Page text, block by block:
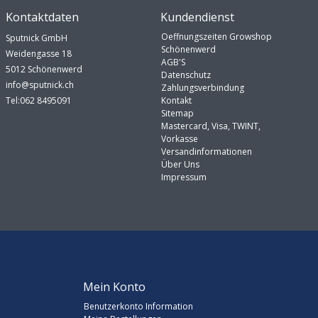
Kontaktdaten
Sputnick GmbH
Weidengasse 18
5012 Schönenwerd
info@sputnick.ch
Tel:062 8495091
Kundendienst
Oeffnungszeiten Growshop
Schönenwerd
AGB'S
Datenschutz
Zahlungsverbindung
Kontakt
Sitemap
Mastercard, Visa, TWINT,
Vorkasse
Versandinformationen
Über Uns
Impressum
Mein Konto
Benutzerkonto Information